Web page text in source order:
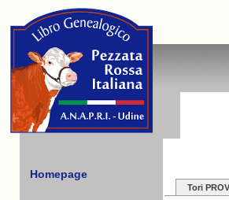
Homepage
Tori